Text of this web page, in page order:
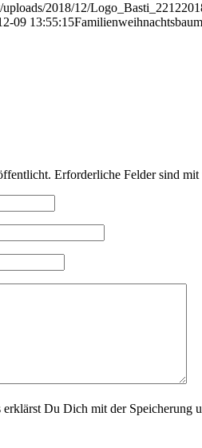
2018/12/
09 13:55:15
Erforderliche Felder sind mit
Du Dich mit der Speicherung